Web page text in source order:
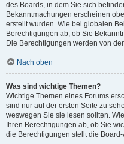
des Boards, in dem Sie sich
Bekanntmachungen erscheinen
erstellt wurden. Wie bei globalen
Berechtigungen ab, ob Sie
Die Berechtigungen werden von
Nach oben
Was sind wichtige Themen?
Wichtige Themen eines Forums
sind nur auf der ersten Seite zu
weswegen Sie sie lesen sollten.
Ihren Berechtigungen ab, ob Sie
die Berechtigungen stellt die